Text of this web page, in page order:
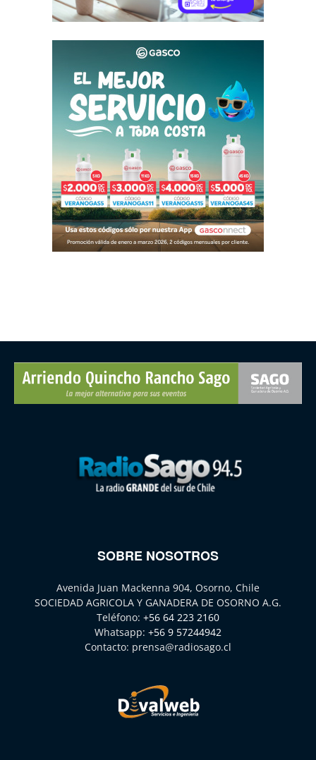
SOBRE NOSOTROS
Avenida Juan Mackenna 904, Osorno, Chile
SOCIEDAD AGRICOLA Y GANADERA DE OSORNO A.G.
Teléfono: +56 64 223 2160
Whatsapp: +56 9 57244942
Contacto: prensa@radiosago.cl